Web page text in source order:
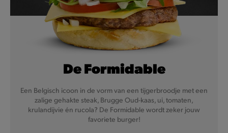
De Formidable
Een Belgisch icoon in de vorm van een tijgerbroodje met een
zalige gehakte steak, Brugge Oud-kaas, ui, tomaten,
krulandijvie én rucola? De Formidable wordt zeker jouw
favoriete burger!